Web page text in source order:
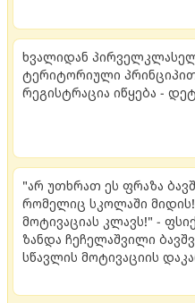
ხვალიდან
ტერიტორიული
რეგისტრაცია იწყება -
"არ უთხრათ ეს ფრაზა
რომელიც სკოლაში
მოტივაციას კლავს!" -
ზანდა ჩეჩელაშვილი
სწავლის მოტივაციის